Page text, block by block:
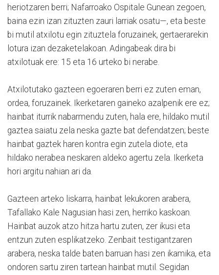
heriotzaren berri; Nafarroako Ospitale Gunean zegoen,
baina ezin izan zituzten zauri larriak osatu—, eta beste
bi mutil atxilotu egin zituztela foruzainek, gertaerarekin
lotura izan dezaketelakoan. Adingabeak dira bi
atxilotuak ere: 15 eta 16 urteko bi nerabe.
Atxilotutako gazteen egoeraren berri ez zuten eman,
ordea, foruzainek. Ikerketaren gaineko azalpenik ere ez;
hainbat iturrik nabarmendu zuten, hala ere, hildako mutil
gaztea saiatu zela neska gazte bat defendatzen; beste
hainbat gaztek haren kontra egin zutela diote, eta
hildako nerabea neskaren aldeko agertu zela. Ikerketa
hori argitu nahian ari da.
Gazteen arteko liskarra, hainbat lekukoren arabera,
Tafallako Kale Nagusian hasi zen, herriko kaskoan.
Hainbat auzok atzo hitza hartu zuten, zer ikusi eta
entzun zuten esplikatzeko. Zenbait testigantzaren
arabera, neska talde baten barruan hasi zen ikamika, eta
ondoren sartu ziren tartean hainbat mutil. Segidan